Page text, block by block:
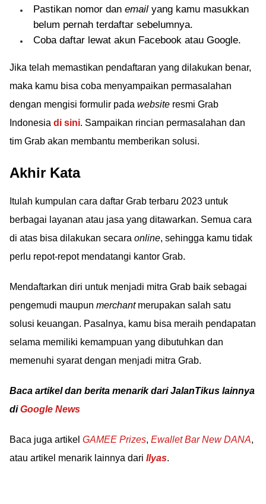
Pastikan nomor dan email yang kamu masukkan
belum pernah terdaftar sebelumnya.
Coba daftar lewat akun Facebook atau Google.
Jika telah memastikan pendaftaran yang dilakukan benar,
maka kamu bisa coba menyampaikan permasalahan
dengan mengisi formulir pada website resmi Grab
Indonesia di sini. Sampaikan rincian permasalahan dan
tim Grab akan membantu memberikan solusi.
Akhir Kata
Itulah kumpulan cara daftar Grab terbaru 2023 untuk
berbagai layanan atau jasa yang ditawarkan. Semua cara
di atas bisa dilakukan secara online, sehingga kamu tidak
perlu repot-repot mendatangi kantor Grab.
Mendaftarkan diri untuk menjadi mitra Grab baik sebagai
pengemudi maupun merchantmerupakan salah satu
solusi keuangan. Pasalnya, kamu bisa meraih pendapatan
selama memiliki kemampuan yang dibutuhkan dan
memenuhi syarat dengan menjadi mitra Grab.
Baca artikel dan berita menarik dari JalanTikus lainnya
diGoogle News
Baca juga artikel GAMEE Prizes, Ewallet Bar New DANA,
atau artikel menarik lainnya dari Ilyas.